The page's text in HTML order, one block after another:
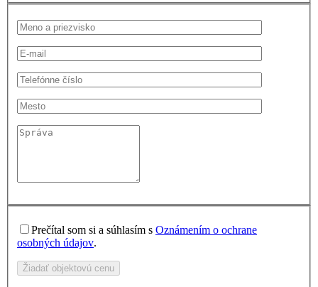
Prečítal som si a súhlasím s Oznámením o ochrane
osobných údajov.
Žiadať objektovú cenu